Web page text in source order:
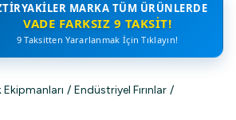
MARKA TÜM ÜRÜNLERDE
VADE FARKSIZ 9 TAKSIT!
9 Taksitten Yararlanmak İçin Tıklayın!
/ Endüstriyel Fırınlar /